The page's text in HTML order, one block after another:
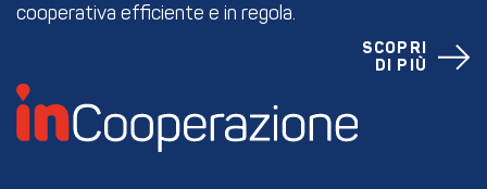
cooperativa efficiente e in regola.
SCOPRI
DI PIÙ